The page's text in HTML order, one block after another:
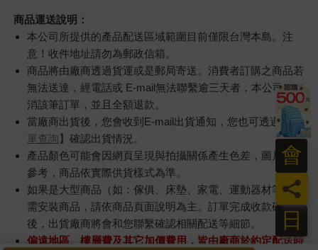
商品運送說明：
本公司所提供的產品配送區域範圍目前僅限台灣本島。注
意！收件地址請勿為郵政信箱。
商品將由廠商透過貨運或是郵局寄送。消費者訂購之商品若
無法送達，經電話或 E-mail無法聯繫逾三天者，本公司將取
消該筆訂單，並且全額退款。
當廠商出貨後，您會收到E-mail出貨通知，您也可透過【訂
單查詢】確認出貨情況。
產品顏色可能會因網頁呈現與拍攝關係產生色差，圖片僅供
參考，商品依實際供貨樣式為準。
如果是大型商品（如：傢俱、床墊、家電、運動器材等）及
需安裝商品，請依商品頁面說明為主。訂單完成收款確認
後，出貨廠商將會和您聯繫確認相關配送等細節。
偏遠地區、樓層費及其它加價費用，皆由廠商於約定配送時
日
員
會